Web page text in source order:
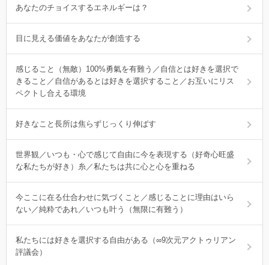
あなたのチョイスするエネルギーは？
目に見える価値をあなたが創造する
感じること（無敵）100%勇氣を有難う／自信とは好きを選択で
きること／自信があるとは好きを選択すること／お互いにリス
ペクトし合える環境
好きなこと長所は焦らずじっくり伸ばす
世界観／いつも・心で感じて自由に今を表現する（好奇心旺盛
な私たちが好き）糸／私たちは共に心と心を重ねる
今ここに在る仕合わせに気づくこと／感じることに理由はいら
ない／純粋であれ／いつも叶う（無限に有難う）
私たちには好きを選択する自由がある（∞9次元アクトゥリアン
評議会）